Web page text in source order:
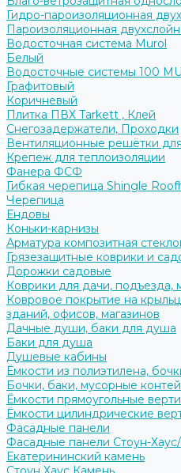
Гидро-пароизоляционная
Пароизоляционная
Водосточная система Murol
Белый
Водосточные системы 100
Графитовый
Коричневый
Плитка ПВХ Tarkett , Клей
Снегозадержатели, Проходки
Вентиляционные решётки
Крепеж для теплоизоляции
Фанера ФСФ
Гибкая черепица Shingle
Черепица
Ендовы
Коньки-карнизы
Арматура композитная
Грязезащитные коврики и
Дорожки садовые
Коврики для дачи, подъезда,
Ковровое покрытие на
зданий, офисов, магазинов
Дачные души, баки для душа
Баки для душа
Душевые кабины
Ёмкости из полиэтилена,
Бочки, баки, мусорные
Ёмкости прямоугольные
Ёмкости цилиндрические
Фасадные панели
Фасадные панели Стоун-
Екатерининский камень